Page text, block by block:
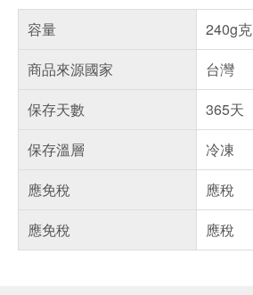
容量
240g克
商品來源國家
台灣
保存天數
365天
保存溫層
冷凍
應免稅
應稅
應免稅
應稅